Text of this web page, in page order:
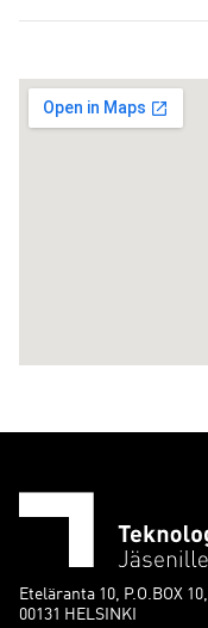
Eteläranta 10, P.O.BOX 10,
00131 HELSINKI